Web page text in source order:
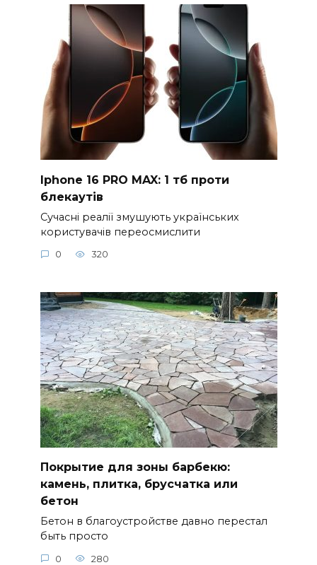
Iphone 16 PRO MAX: 1 тб проти
блекаутів
Сучасні реалії змушують українських
користувачів переосмислити
0 320
Покрытие для зоны барбекю:
камень, плитка, брусчатка или
бетон
Бетон в благоустройстве давно перестал
быть просто
0 280